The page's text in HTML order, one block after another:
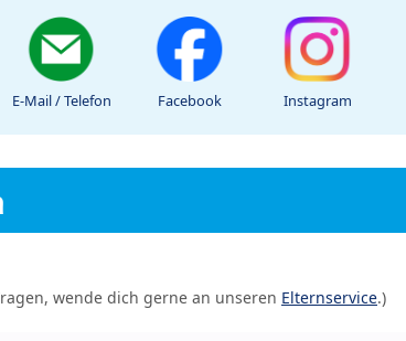
E-Mail / Telefon Facebook Instagram
wende dich gerne an unseren Elternservice.)